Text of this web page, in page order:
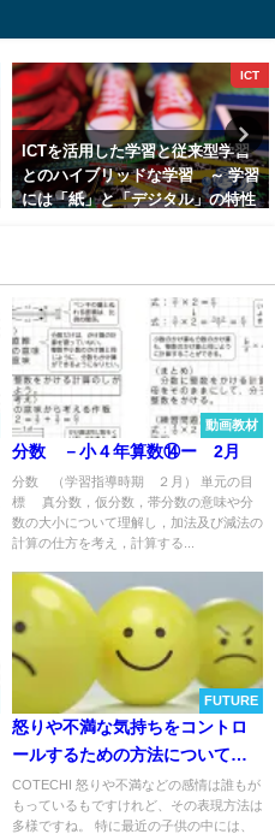
TEAMWORK
「教えられる」ことの価値を語る
～「教える」ことと「教えられる
こと」～
動画教材
分数 －小４年算数⑭ー 2月
分数 （学習指導時期 ２月） 単元の目
標 真分数，仮分数，帯分数の意味や分
数の大小について理解し，加法及び減法の
計算の仕方を考え，計算する...
FUTURE
怒りや不満な気持ちをコントロ
ールするための方法について考
えるー子供にこそアンガーマネ
ージメント・トレーニングをー
COTECHI 怒りや不満などの感情は誰もが
もっているもですけれど、その表現方法は
多様ですね。 特に最近の子供の中には、